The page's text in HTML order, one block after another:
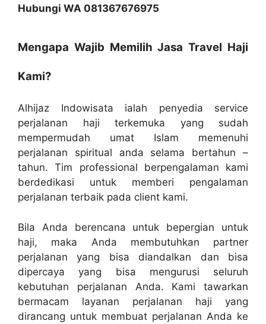
Hubungi WA 081367676975
Mengapa Wajib Memilih Jasa Travel Haji
Kami?
Alhijaz Indowisata ialah penyedia service
perjalanan haji terkemuka yang sudah
mempermudah umat Islam memenuhi
perjalanan spiritual anda selama bertahun –
tahun. Tim professional berpengalaman kami
berdedikasi untuk memberi pengalaman
perjalanan terbaik pada client kami.
Bila Anda berencana untuk bepergian untuk
haji, maka Anda membutuhkan partner
perjalanan yang bisa diandalkan dan bisa
dipercaya yang bisa mengurusi seluruh
kebutuhan perjalanan Anda. Kami tawarkan
bermacam layanan perjalanan haji yang
dirancang untuk membuat perjalanan Anda ke